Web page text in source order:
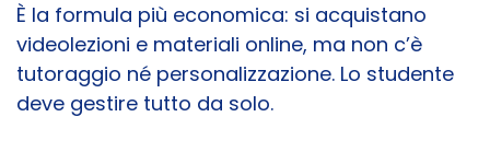
È la formula più economica: si acquistano
videolezioni e materiali online, ma non c’è
tutoraggio né personalizzazione. Lo studente
deve gestire tutto da solo.